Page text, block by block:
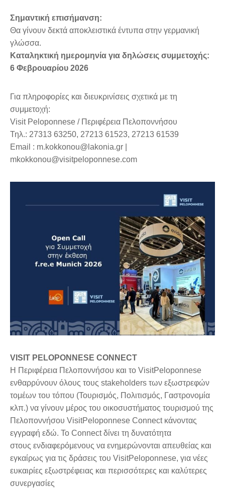
Σημαντική επισήμανση:
Θα γίνουν δεκτά αποκλειστικά έντυπα στην γερμανική
γλώσσα.
Καταληκτική ημερομηνία για δηλώσεις συμμετοχής:
6 Φεβρουαρίου 2026
Για πληροφορίες και διευκρινίσεις σχετικά με τη
συμμετοχή:
Visit Peloponnese / Περιφέρεια Πελοποννήσου
Τηλ.: 27313 63250, 27213 61523, 27213 61539
Email : m.kokkonou@lakonia.gr |
mkokkonou@visitpeloponnese.com
VISIT PELOPONNESE CONNECT
Η Περιφέρεια Πελοποννήσου και το VisitPeloponnese
ενθαρρύνουν όλους τους stakeholders των εξωστρεφών
τομέων του τόπου (Τουρισμός, Πολιτισμός, Γαστρονομία
κλπ.) να γίνουν μέρος του οικοσυστήματος τουρισμού της
Πελοποννήσου VisitPeloponnese Connect κάνοντας
εγγραφή εδώ. Το Connect δίνει τη δυνατότητα
στους ενδιαφερόμενους να ενημερώνονται απευθείας και
εγκαίρως για τις δράσεις του VisitPeloponnese, για νέες
ευκαιρίες εξωστρέφειας και περισσότερες και καλύτερες
συνεργασίες